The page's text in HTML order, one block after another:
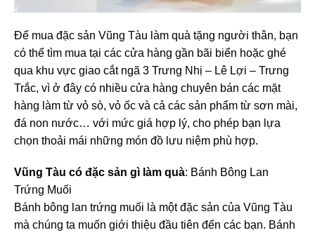
Để mua đặc sản Vũng Tàu làm quà tặng người thân, bạn
có thể tìm mua tại các cửa hàng gần bãi biển hoặc ghé
qua khu vực giao cắt ngã 3 Trưng Nhị – Lê Lợi – Trưng
Trắc, vì ở đây có nhiều cửa hàng chuyên bán các mặt
hàng làm từ vỏ sò, vỏ ốc và cả các sản phẩm từ sơn mài,
đá non nước… với mức giá hợp lý, cho phép bạn lựa
chọn thoải mái những món đồ lưu niệm phù hợp.
Vũng Tàu có đặc sản gì làm quà: Bánh Bông Lan
Trứng Muối
Bánh bông lan trứng muối là một đặc sản của Vũng Tàu
mà chúng ta muốn giới thiệu đầu tiên đến các bạn. Bánh